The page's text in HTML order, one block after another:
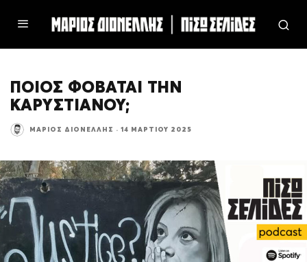
ΠΟΙΟΣ ΦΟΒΑΤΑΙ ΤΗΝ
ΚΑΡΥΣΤΙΑΝΟΥ;
ΜΆΡΙΟΣ ΔΙΟΝΈΛΛΗΣ · 14 ΜΑΡΤΊΟΥ 2025